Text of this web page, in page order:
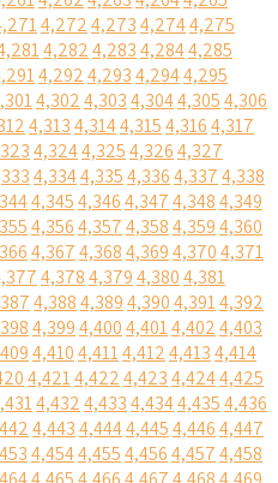
4,2724,2734,2744,275
4,2824,2834,2844,285
4,2924,2934,2944,295
4,3024,3034,3044,3054,306
4,3134,3144,3154,3164,317
4,3244,3254,3264,327
4,3344,3354,3364,3374,338
4,3454,3464,3474,3484,349
4,3564,3574,3584,3594,360
4,3674,3684,3694,3704,371
4,3784,3794,3804,381
4,3884,3894,3904,3914,392
4,3994,4004,4014,4024,403
4,4104,4114,4124,4134,414
4,4214,4224,4234,4244,425
4,4324,4334,4344,4354,436
4,4434,4444,4454,4464,447
4,4544,4554,4564,4574,458